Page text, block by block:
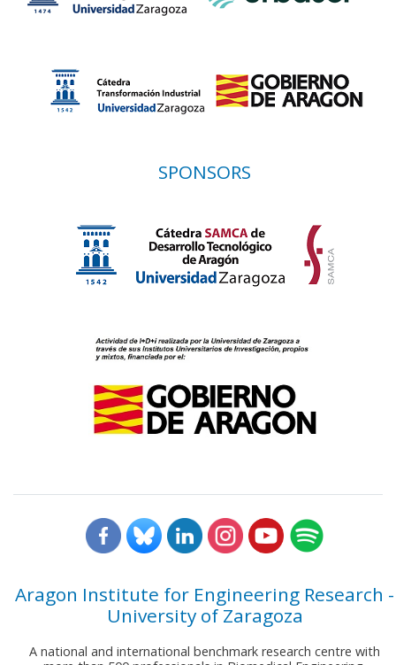
SPONSORS
Aragon Institute for Engineering Research -
University of Zaragoza
A national and international benchmark research centre with